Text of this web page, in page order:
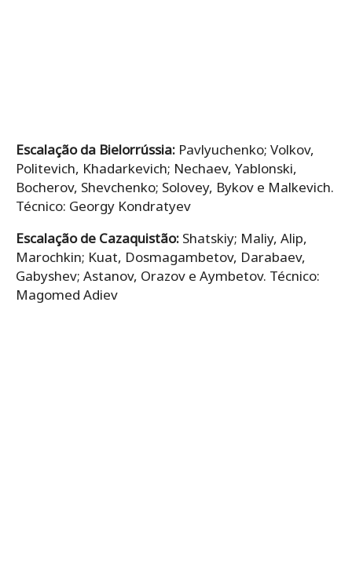
Escalação da Bielorrússia: Pavlyuchenko; Volkov,
Politevich, Khadarkevich; Nechaev, Yablonski,
Bocherov, Shevchenko; Solovey, Bykov e Malkevich.
Técnico: Georgy Kondratyev
Escalação de Cazaquistão: Shatskiy; Maliy, Alip,
Marochkin; Kuat, Dosmagambetov, Darabaev,
Gabyshev; Astanov, Orazov e Aymbetov. Técnico:
Magomed Adiev